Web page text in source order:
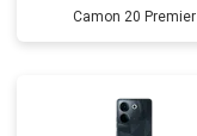
Camon 20 Premier